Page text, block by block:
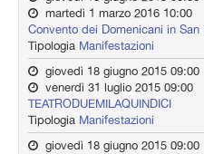
martedì 1 marzo 2016 10:00
Convento dei Domenicani in San
Tipologia Manifestazioni
giovedì 18 giugno 2015 09:00
venerdì 31 luglio 2015 09:00
TEATRODUEMILAQUINDICI
Tipologia Manifestazioni
giovedì 18 giugno 2015 09:00